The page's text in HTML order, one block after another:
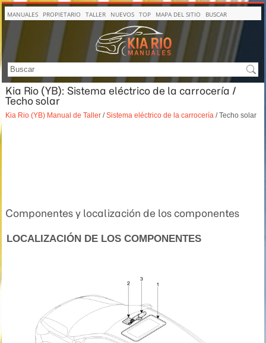
MANUALES PROPIETARIO TALLER NUEVOS TOP MAPA DEL SITIO BUSCAR
Kia Rio (YB): Sistema eléctrico de la carrocería /
Techo solar
Kia Rio (YB) Manual de Taller /Sistema eléctrico de la carrocería / Techo solar
Componentes y localización de los componentes
LOCALIZACIÓN DE LOS COMPONENTES